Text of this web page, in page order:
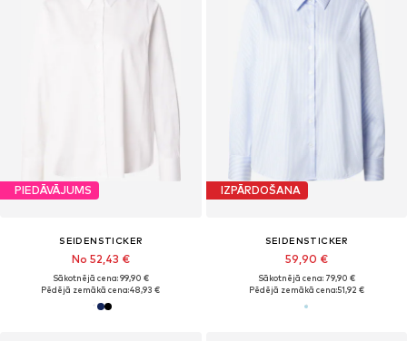
PIEDĀVĀJUMS
SEIDENSTICKER
No 52,43 €
Sākotnējā cena: 99,90 €
Pēdējā zemākā cena:48,93 €
IZPĀRDOŠANA
SEIDENSTICKER
59,90 €
Sākotnējā cena: 79,90 €
Pēdējā zemākā cena:51,92 €